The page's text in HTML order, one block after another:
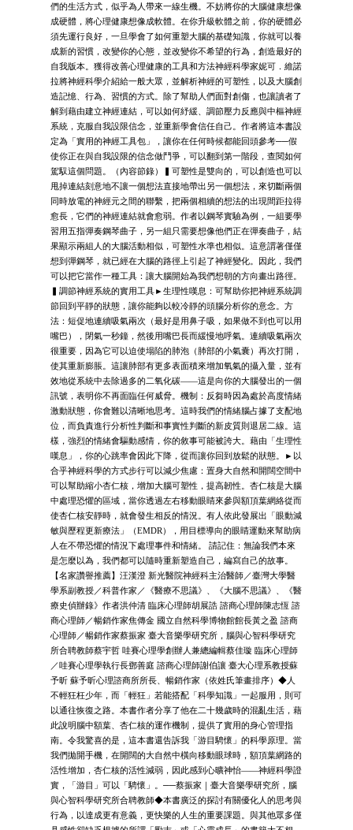
們的生活方式，似乎為人帶來一線生機。不妨將你的大腦健康想像
成硬體，將心理健康想像成軟體。在你升級軟體之前，你的硬體必
須先運行良好，一旦學會了如何重塑大腦的基礎知識，你就可以養
成新的習慣，改變你的心態，並改變你不希望的行為，創造最好的
自我版本。獲得改善心理健康的工具和方法神經科學家妮可．維諾
拉將神經科學介紹給一般大眾，並解析神經的可塑性，以及大腦創
造記憶、行為、習慣的方式。除了幫助人們面對創傷，也讓讀者了
解到藉由建立神經連結，可以如何紓緩、調節壓力反應與中樞神經
系統，克服自我設限信念，並重新學會信任自己。作者將這本書設
定為「實用的神經工具包」，讓你在任何時候都能回頭參考──假
使你正在與自我設限的信念做鬥爭，可以翻到第一階段，查閱如何
駕馭這個問題。（內容節錄）▍可塑性是雙向的，可以創造也可以
甩掉連結刻意地不讓一個想法直接地帶出另一個想法，來切斷兩個
同時放電的神經元之間的聯繫，把兩個相續的想法的出現間距拉得
愈長，它們的神經連結就會愈弱。作者以鋼琴實驗為例，一組要學
習用五指彈奏鋼琴曲子，另一組只需要想像他們正在彈奏曲子，結
果顯示兩組人的大腦活動相似，可塑性水準也相似。這意謂著僅僅
想到彈鋼琴，就已經在大腦的路徑上引起了神經變化。因此，我們
可以把它當作一種工具：讓大腦開始為我們想朝的方向畫出路徑。
▍調節神經系統的實用工具►生理性嘆息：可幫助你把神經系統調
節回到平靜的狀態，讓你能夠以較冷靜的頭腦分析你的意念。方
法：短促地連續吸氣兩次（最好是用鼻子吸，如果做不到也可以用
嘴巴），閉氣一秒鐘，然後用嘴巴長而緩慢地呼氣。連續吸氣兩次
很重要，因為它可以迫使塌陷的肺泡（肺部的小氣囊）再次打開，
使其重新膨脹。這讓肺部有更多表面積來增加氧氣的攝入量，並有
效地從系統中去除過多的二氧化碳——這是向你的大腦發出的一個
訊號，表明你不再面臨任何威脅。機制：反芻時因為處於高度情緒
激動狀態，你會難以清晰地思考。這時我們的情緒腦占據了支配地
位，而負責進行分析性判斷和事實性判斷的新皮質則退居二線。這
樣，強烈的情緒會驅動感情，你的敘事可能被誇大。藉由「生理性
嘆息」，你的心跳率會因此下降，從而讓你回到放鬆的狀態。►以
合乎神經科學的方式步行可以減少焦慮：置身大自然和開闊空間中
可以幫助縮小杏仁核，增加大腦可塑性，提高韌性。杏仁核是大腦
中處理恐懼的區域，當你透過左右移動眼睛來參與額頂葉網絡從而
使杏仁核安靜時，就會發生相反的情況。有人依此發展出「眼動減
敏與歷程更新療法」（EMDR），用目標導向的眼睛運動來幫助病
人在不帶恐懼的情況下處理事件和情緒。 請記住：無論我們本來
是怎麼以為，我們都可以隨時重新塑造自己，編寫自己的故事。
【名家讚譽推薦】汪漢澄 新光醫院神經科主治醫師／臺灣大學醫
學系副教授／科普作家／《醫療不思議》、《大腦不思議》、《醫
療史偵辦錄》作者洪仲清 臨床心理師胡展誥 諮商心理師陳志恆 諮
商心理師／暢銷作家焦傳金 國立自然科學博物館館長黃之盈 諮商
心理師／暢銷作家蔡振家 臺大音樂學研究所，腦與心智科學研究
所合聘教師蔡宇哲 哇賽心理學創辦人兼總編輯蔡佳璇 臨床心理師
／哇賽心理學執行長鄧善庭 諮商心理師謝伯讓 臺大心理系教授蘇
予昕 蘇予昕心理諮商所所長、暢銷作家（依姓氏筆畫排序）◆人
不輕狂枉少年，而「輕狂」若能搭配「科學知識」一起服用，則可
以通往恢復之路。本書作者分享了他在二十幾歲時的混亂生活，藉
此說明腦中額葉、杏仁核的運作機制，提供了實用的身心管理指
南。令我驚喜的是，這本書還告訴我「游目騁懷」的科學原理。當
我們拋開手機，在開闊的大自然中橫向移動眼球時，額頂葉網路的
活性增加，杏仁核的活性減弱，因此感到心曠神怡——神經科學證
實，「游目」可以「騁懷」。──蔡振家｜臺大音樂學研究所，腦
與心智科學研究所合聘教師◆本書廣泛的探討有關優化人的思考與
行為，以達成更有意義，更快樂的人生的重要課題。與其他眾多僅